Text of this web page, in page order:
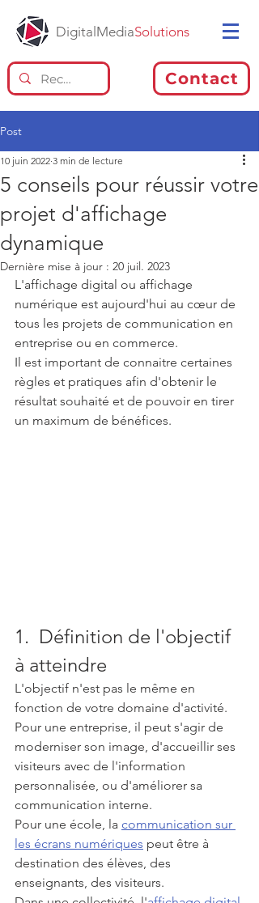
DigitalMediaSolutions
Contact
Post
5 conseils pour réussir votre
projet d'affichage
dynamique
10 juin 2022 3 min de lecture
Dernière mise à jour : 20 juil. 2023
L'affichage digital ou affichage
numérique est aujourd'hui au cœur de
tous les projets de communication en
entreprise ou en commerce.
Il est important de connaitre certaines
règles et pratiques afin d'obtenir le
résultat souhaité et de pouvoir en tirer
un maximum de bénéfices.
1.  Définition de l'objectif
à atteindre
L'objectif n'est pas le même en
fonction de votre domaine d'activité.
Pour une entreprise, il peut s'agir de
moderniser son image, d'accueillir ses
visiteurs avec de l'information
personnalisée, ou d'améliorer sa
communication interne.
Pour une école, la communication sur
les écrans numériques peut être à
destination des élèves, des
enseignants, des visiteurs.